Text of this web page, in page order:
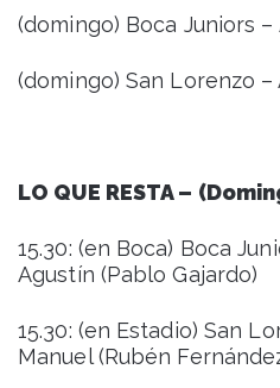
(domingo) Boca Juniors
(domingo) San Lorenzo
LO QUE RESTA –
15.30: (en Boca) Boca
Agustín (Pablo Gajardo)
15.30: (en Estadio) San
Manuel (Rubén